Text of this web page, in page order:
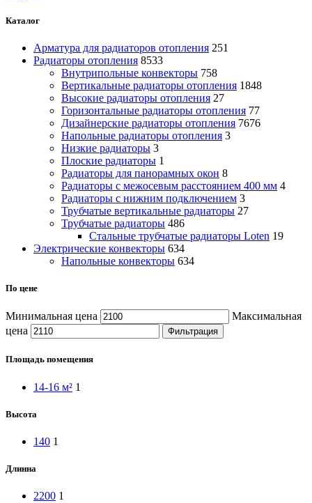
Каталог
Арматура для радиаторов отопления 251
Радиаторы отопления 8533
Внутрипольные конвекторы 758
Вертикальные радиаторы отопления 1848
Высокие радиаторы отопления 27
Горизонтальные радиаторы отопления 77
Дизайнерские радиаторы отопления 7676
Напольные радиаторы отопления 3
Низкие радиаторы 3
Плоские радиаторы 1
Радиаторы для панорамных окон 8
Радиаторы с межосевым расстоянием 400 мм 4
Радиаторы с нижним подключением 3
Трубчатые вертикальные радиаторы 27
Трубчатые радиаторы 486
Cтальные трубчатые радиаторы Loten 19
Электрические конвекторы 634
Напольные конвекторы 634
По цене
Минимальная цена
Максимальная
цена
Фильтрация
Площадь помещения
14-16 м² 1
Высота
140 1
Длинна
2200 1